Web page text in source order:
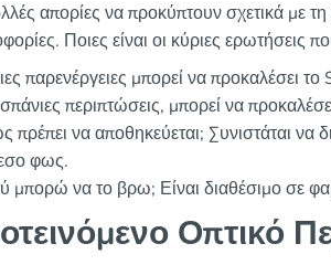
απορίες να προκύπτουν σχετικά με
Ποιες είναι οι κύριες ερωτήσεις
παρενέργειες μπορεί να προκαλέσει
περιπτώσεις, μπορεί να
πρέπει να αποθηκεύεται; Συνιστάται να
φως.
μπορώ να το βρω; Είναι διαθέσιμο σε
Οπτικό